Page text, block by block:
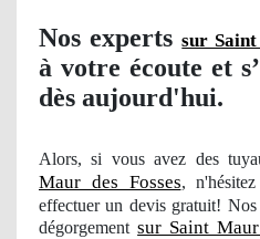
Nosexpertssur
à votre écoute et
dès aujourd'hui.
Alors, si vous avez des
Maur des Fosses,
effectuer un devis gratuit! Nos
dégorgementsur Saint